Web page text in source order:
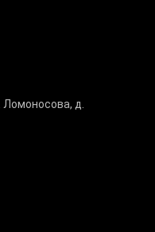
Ломоносова, д.